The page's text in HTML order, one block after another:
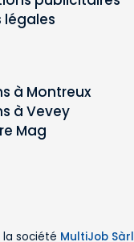
légales
à Montreux
à Vevey
Mag
société MultiJob Sàrl